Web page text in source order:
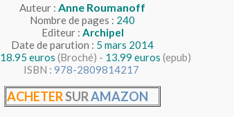
Auteur : Anne Roumanoff
Nombre de pages : 240
Editeur : Archipel
Date de parution : 5 mars 2014
18.95 euros (Broché) - 13.99 euros (epub)
ISBN : 978-2809814217
ACHETERSURAMAZON